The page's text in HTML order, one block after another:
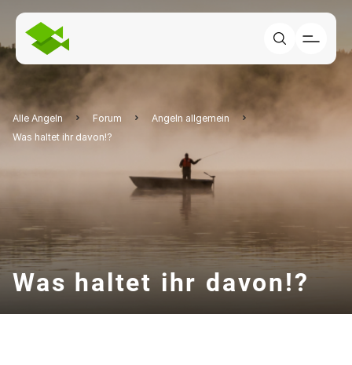
Alle Angeln Forum
Angeln allgemein
Was haltet ihr davon!?
Was haltet ihr davon!?